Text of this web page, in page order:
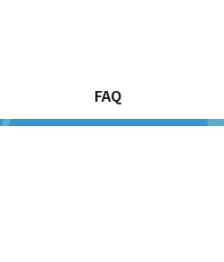
FAQ